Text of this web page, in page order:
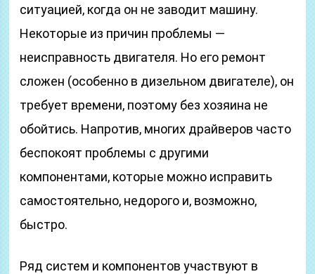
ситуацией, когда он не заводит машину.
Некоторые из причин проблемы —
неисправность двигателя. Но его ремонт
сложен (особенно в дизельном двигателе), он
требует времени, поэтому без хозяина не
обойтись. Напротив, многих драйверов часто
беспокоят проблемы с другими
компонентами, которые можно исправить
самостоятельно, недорого и, возможно,
быстро.
Ряд систем и компонентов участвуют в